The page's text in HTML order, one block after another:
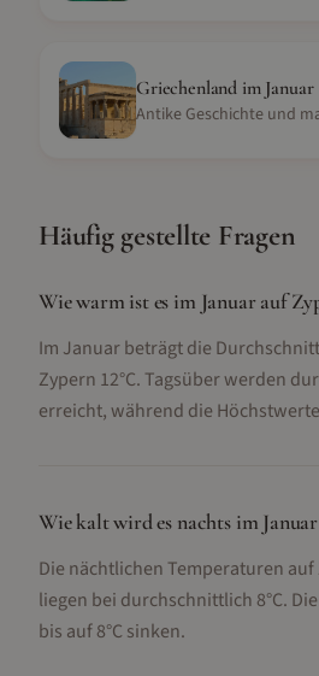
Griechenland im Januar
Häufig gestellte Fragen
Wie warm ist es im Januar auf
Im Januar beträgt die
Zypern 12°C. Tagsüber werden
erreicht, während die Höchstwerte
Wie kalt wird es nachts im
Die nächtlichen Temperaturen
liegen bei durchschnittlich 8°C.
bis auf 8°C sinken.